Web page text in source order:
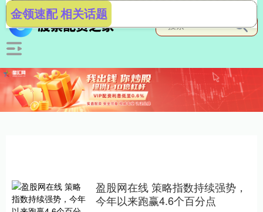
金领速配 相关话题
盈股网在线 策略指数持续强势，
今年以来跑赢4.6个百分点